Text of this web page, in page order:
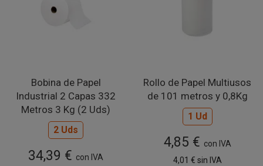
Bobina de Papel
Industrial 2 Capas 332
Metros 3 Kg (2 Uds)
2 Uds
34,39 € con IVA
Rollo de Papel Multiusos
de 101 metros y 0,8Kg
1 Ud
4,85 € con IVA
4,01 € sin IVA